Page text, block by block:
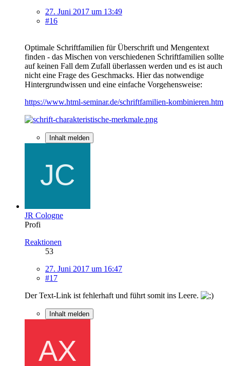
27. Juni 2017 um 13:49
#16
Optimale Schriftfamilien für Überschrift und Mengentext
finden - das Mischen von verschiedenen Schriftfamilien sollte
auf keinen Fall dem Zufall überlassen werden und es ist auch
nicht eine Frage des Geschmacks. Hier das notwendige
Hintergrundwissen und eine einfache Vorgehensweise:
https://www.html-seminar.de/schriftfamilien-kombinieren.htm
Inhalt melden
JR Cologne
Profi
Reaktionen
53
27. Juni 2017 um 16:47
#17
Der Text-Link ist fehlerhaft und führt somit ins Leere.
Inhalt melden